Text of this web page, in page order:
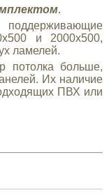
.
и 2000х500,
ламелей.
потолка больше,
Их наличие
ПВХ или